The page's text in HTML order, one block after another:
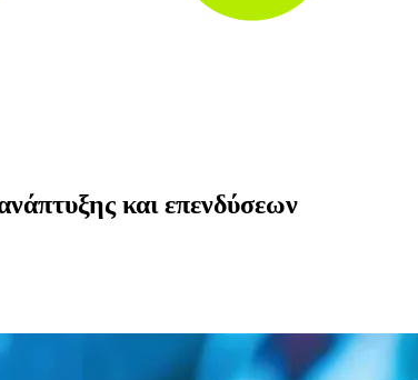
και επενδύσεων